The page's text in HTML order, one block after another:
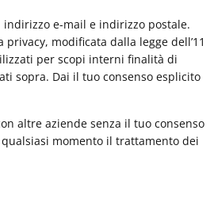
e-mail e indirizzo postale.
modificata dalla legge dell’11
per scopi interni finalità di
sopra. Dai il tuo consenso esplicito
altre aziende senza il tuo consenso
momento il trattamento dei